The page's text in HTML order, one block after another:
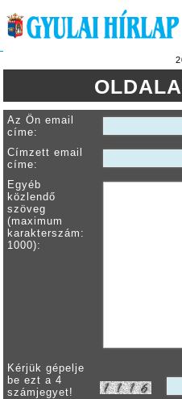
Az Ön email
címe:
Címzett email
címe:
Egyéb
közlendő
szöveg
(maximum
karakterszám:
1000):
Kérjük gépelje
be ezt a 4
számjegyet!